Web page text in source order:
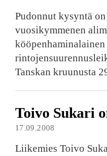
Pudonnut kysyntä
vuosikymmenen
Tanskan kruunusta
Toivo Sukari
17.09.2008
Liikemies Toivo